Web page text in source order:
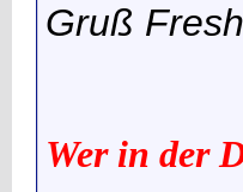
Gruß
Wer in der